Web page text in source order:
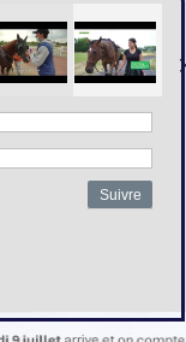
Suivre